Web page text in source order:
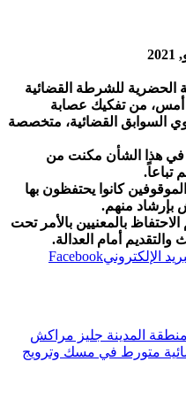
للشرطة القضائية
أمس، من تفكيك عصابة
السوابق القضائية، متخصصة
في هذا الشأن مكنت من
كانوا يحتفظون بها
بإرشاد منهم.
بالمعنيين بالأمر تحت
أمام العدالة.
الإلكترونيFacebook
المدينة جليز مراكش
متورط في مسك وترويج